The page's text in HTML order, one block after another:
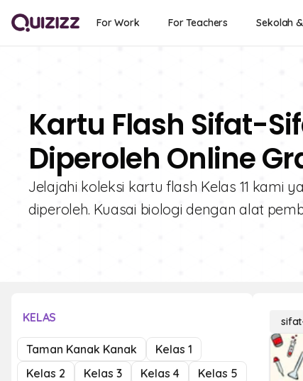
For Work For Teachers Sekolah
Kartu Flash Sifat-
Diperoleh Online
Jelajahi koleksi kartu flash Kelas 11 kami
diperoleh. Kuasai biologi dengan alat
KELAS
Taman Kanak Kanak
Kelas 1
Kelas 2
Kelas 3 Kelas 4
Kelas 5